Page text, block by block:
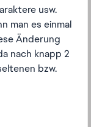
usw.
man es einmal
Änderung
nach knapp 2
bzw.